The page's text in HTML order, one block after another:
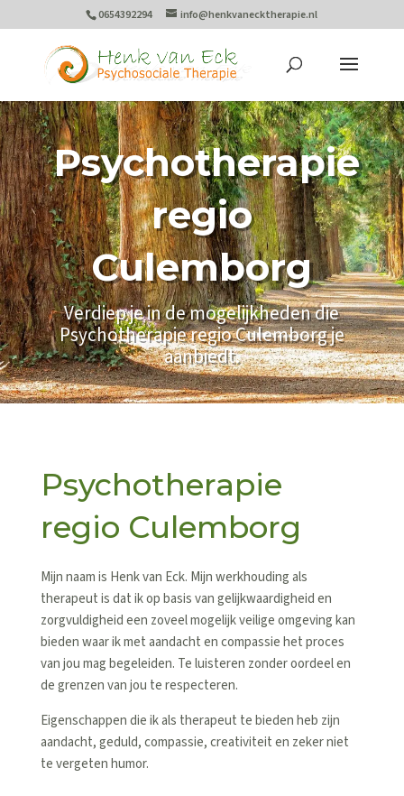
0654392294 info@henkvanecktherapie.nl
Psychotherapie
regio
Culemborg
Verdiep je in de mogelijkheden die
Psychotherapie regio Culemborg je
aanbiedt.
Psychotherapie
regio Culemborg
Mijn naam is Henk van Eck. Mijn werkhouding als
therapeut is dat ik op basis van gelijkwaardigheid en
zorgvuldigheid een zoveel mogelijk veilige omgeving kan
bieden waar ik met aandacht en compassie het proces
van jou mag begeleiden. Te luisteren zonder oordeel en
de grenzen van jou te respecteren.
Eigenschappen die ik als therapeut te bieden heb zijn
aandacht, geduld, compassie, creativiteit en zeker niet
te vergeten humor.